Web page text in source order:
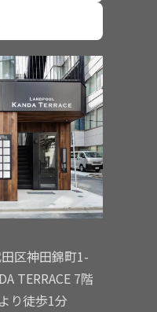
区神田錦町1-
TERRACE 7階
り徒歩1分